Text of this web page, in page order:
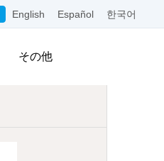
English Español 한국어
その他